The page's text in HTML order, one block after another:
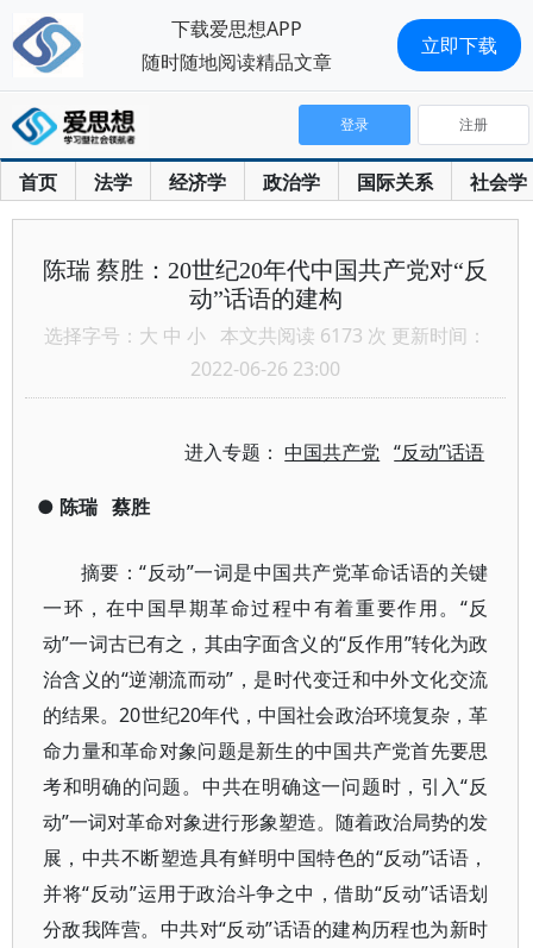
首页 法学 经济学 政治学 国际关系 社会学
登录 注册
陈瑞 蔡胜：20世纪20年代中国共产党对“反
动”话语的建构
选择字号： 大 中 小 本文共阅读 6173 次 更新时间：
2022-06-26 23:00
进入专题：中国共产党 “反动”话语
● 陈瑞 蔡胜
摘要：“反动”一词是中国共产党革命话语的关键
一环，在中国早期革命过程中有着重要作用。“反
动”一词古已有之，其由字面含义的“反作用”转化为政
治含义的“逆潮流而动”，是时代变迁和中外文化交流
的结果。20世纪20年代，中国社会政治环境复杂，革
命力量和革命对象问题是新生的中国共产党首先要思
考和明确的问题。中共在明确这一问题时，引入“反
动”一词对革命对象进行形象塑造。随着政治局势的发
展，中共不断塑造具有鲜明中国特色的“反动”话语，
并将“反动”运用于政治斗争之中，借助“反动”话语划
分敌我阵营。中共对“反动”话语的建构历程也为新时
下载爱思想APP
随时随地阅读精品文章
立即下载